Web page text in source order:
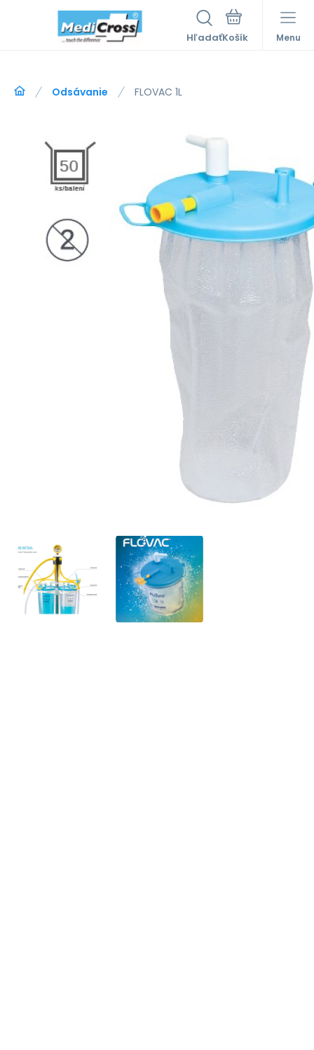
Hľadať Menu
Odsávanie FLOVAC 1L